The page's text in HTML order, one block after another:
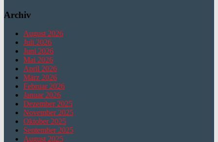
Archiv
August 2026
Juli 2026
Juni 2026
Mai 2026
April 2026
März 2026
Februar 2026
Januar 2026
Dezember 2025
November 2025
Oktober 2025
September 2025
August 2025